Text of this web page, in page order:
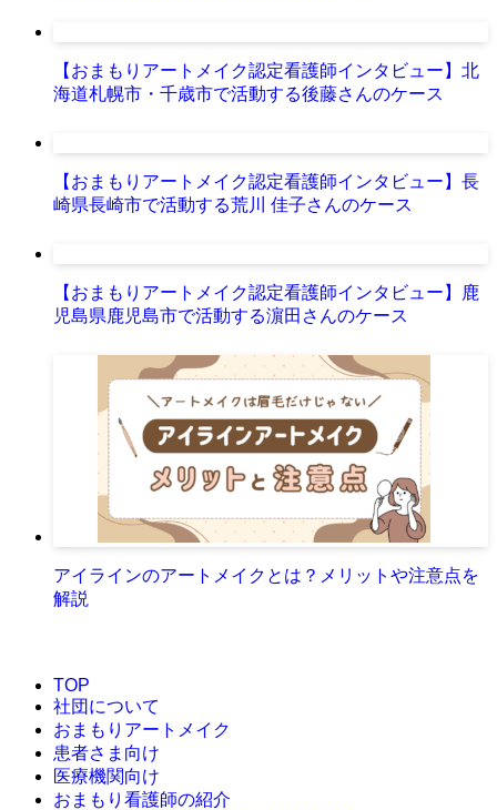
【おまもりアートメイク認定看護師インタビュー】北
海道札幌市・千歳市で活動する後藤さんのケース
【おまもりアートメイク認定看護師インタビュー】長
崎県長崎市で活動する荒川 佳子さんのケース
【おまもりアートメイク認定看護師インタビュー】鹿
児島県鹿児島市で活動する濵田さんのケース
アイラインのアートメイクとは？メリットや注意点を
解説
TOP
社団について
おまもりアートメイク
患者さま向け
医療機関向け
おまもり看護師の紹介